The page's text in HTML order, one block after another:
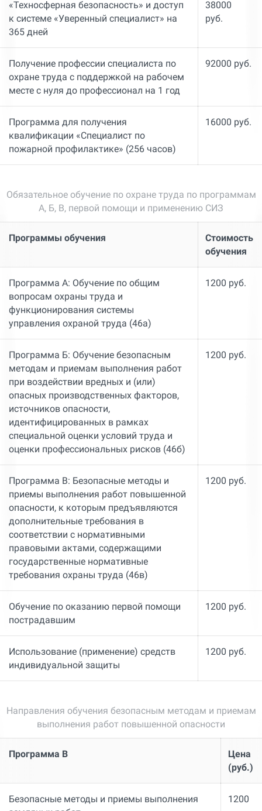
«Техносферная безопасность» и доступ
к системе «Уверенный специалист» на
365 дней
38000
руб.
Получение профессии специалиста по
охране труда с поддержкой на рабочем
месте с нуля до профессионал на 1 год
92000 руб.
Программа для получения
квалификации «Специалист по
пожарной профилактике» (256 часов)
16000 руб.
Обязательное обучение по охране труда по программам
А, Б, В, первой помощи и применению СИЗ
Программы обучения
Стоимость
обучения
Программа А: Обучение по общим
вопросам охраны труда и
функционирования системы
управления охраной труда (46а)
1200 руб.
Программа Б: Обучение безопасным
методам и приемам выполнения работ
при воздействии вредных и (или)
опасных производственных факторов,
источников опасности,
идентифицированных в рамках
специальной оценки условий труда и
оценки профессиональных рисков (46б)
1200 руб.
Программа В: Безопасные методы и
приемы выполнения работ повышенной
опасности, к которым предъявляются
дополнительные требования в
соответствии с нормативными
правовыми актами, содержащими
государственные нормативные
требования охраны труда (46в)
1200 руб.
Обучение по оказанию первой помощи
пострадавшим
1200 руб.
Использование (применение) средств
индивидуальной защиты
1200 руб.
Направления обучения безопасным методам и приемам
выполнения работ повышенной опасности
Программа В
Цена
(руб.)
Безопасные методы и приемы выполнения
1200